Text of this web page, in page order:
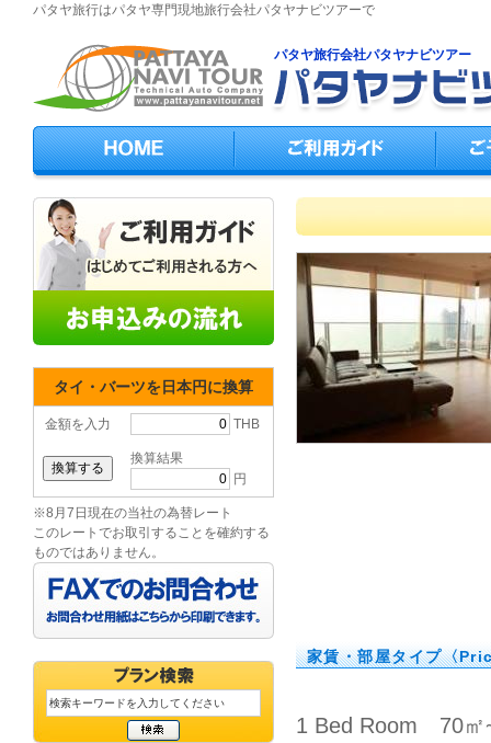
パタヤ旅行はパタヤ専門現地旅行会社パタヤナビツアーで
パタヤ旅行会社パタヤナビツアー
家賃・部屋タイプ〈
1 Bed Room 70㎡
タイ・バーツを日本円に換算
金額を入力 THB
換算結果
円
※8月7日現在の当社の為替レート
このレートでお取引することを確約する
ものではありません。